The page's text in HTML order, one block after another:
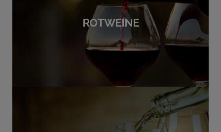
ROTWEINE